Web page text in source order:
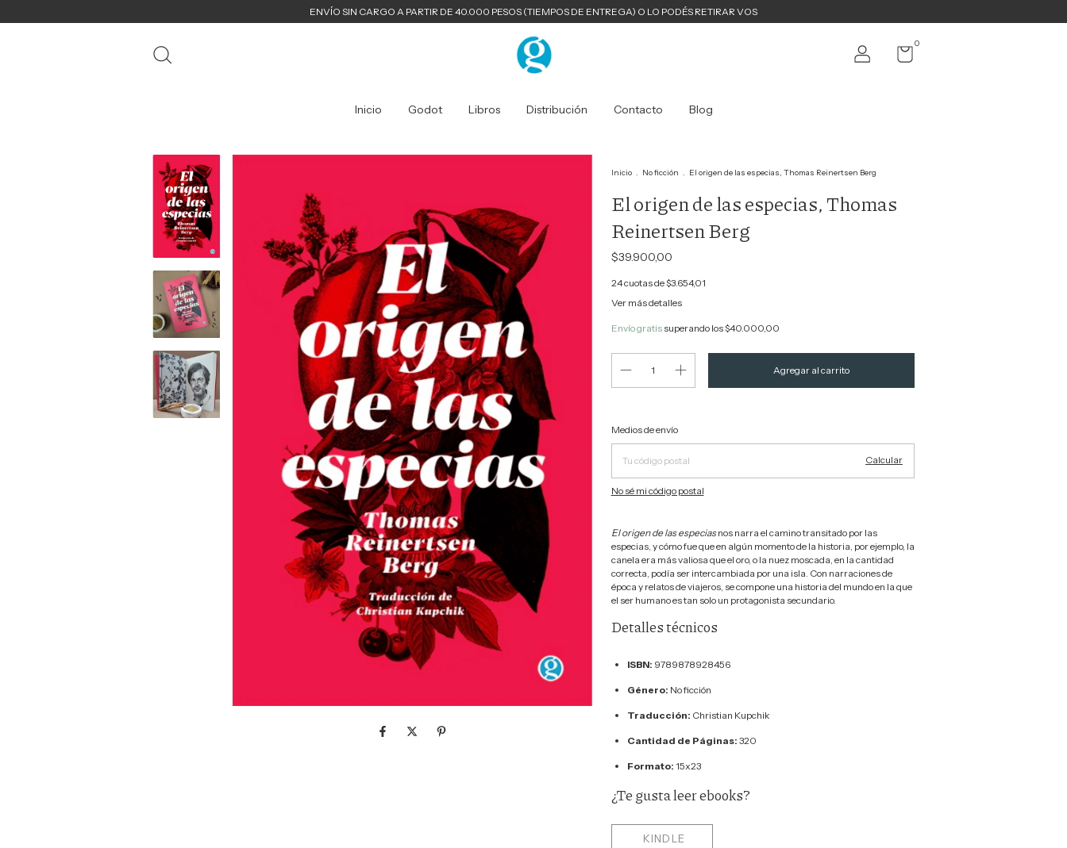
ENVÍO SIN CARGO A PARTIR DE 40.000 PESOS (TIEMPOS DE ENTREGA) O LO PODÉS RETIRAR VOS
0
Inicio Godot Libros Distribución Contacto Blog
Inicio . No ficción . El origen de las especias, Thomas Reinertsen Berg
El origen de las especias, Thomas
Reinertsen Berg
$39.900,00
24cuotas de$3.654,01
Ver más detalles
Envío gratis superando los$40.000,00
Entregas para el CP:
Medios de envío
Calcular
No sé mi código postal
El origen de las especiasnos narra el camino transitado por las
especias, y cómo fue que en algún momento de la historia, por ejemplo, la
canela era más valiosa que el oro, o la nuez moscada, en la cantidad
correcta, podía ser intercambiada por una isla. Con narraciones de
época y relatos de viajeros, se compone una historia del mundo en la que
el ser humano es tan solo un protagonista secundario.
Detalles técnicos
ISBN: 9789878928456
Género: No ficción
Traducción: Christian Kupchik
Cantidad de Páginas: 320
Formato: 15x23
¿Te gusta leer ebooks?
KINDLE